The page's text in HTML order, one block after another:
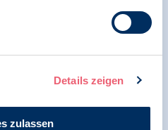
Details zeigen
zulassen
| SK VPP
App: Was die